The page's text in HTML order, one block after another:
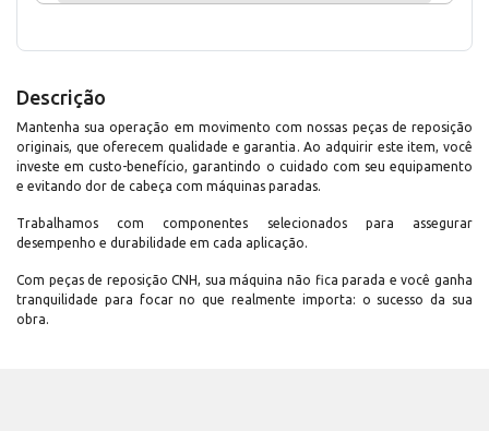
Descrição
Mantenha sua operação em movimento com nossas peças de reposição
originais, que oferecem qualidade e garantia. Ao adquirir este item, você
investe em custo-benefício, garantindo o cuidado com seu equipamento
e evitando dor de cabeça com máquinas paradas.
Trabalhamos com componentes selecionados para assegurar
desempenho e durabilidade em cada aplicação.
Com peças de reposição CNH, sua máquina não fica parada e você ganha
tranquilidade para focar no que realmente importa: o sucesso da sua
obra.